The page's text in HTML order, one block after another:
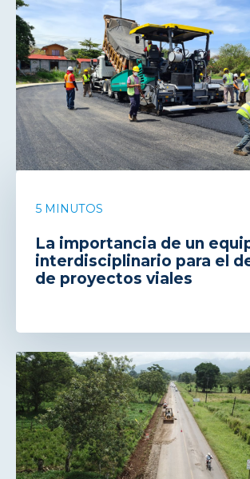
5 MINUTOS
La importancia de un
interdisciplinario para el
de proyectos viales